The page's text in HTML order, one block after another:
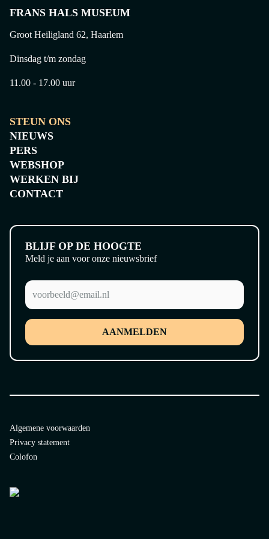
FRANS HALS MUSEUM
Groot Heiligland 62, Haarlem
Dinsdag t/m zondag
11.00 - 17.00 uur
STEUN ONS
NIEUWS
PERS
WEBSHOP
WERKEN BIJ
CONTACT
BLIJF OP DE HOOGTE
Meld je aan voor onze nieuwsbrief
AANMELDEN
Algemene voorwaarden
Privacy statement
Colofon